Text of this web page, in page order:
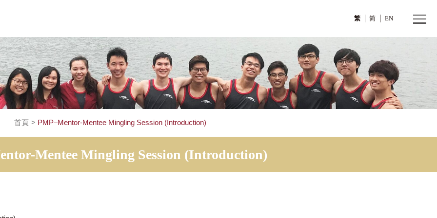
繁
首頁 > PMP–Mentor-Mentee Mingling Session (Introduction)
Mentee Mingling Session (Introduction)